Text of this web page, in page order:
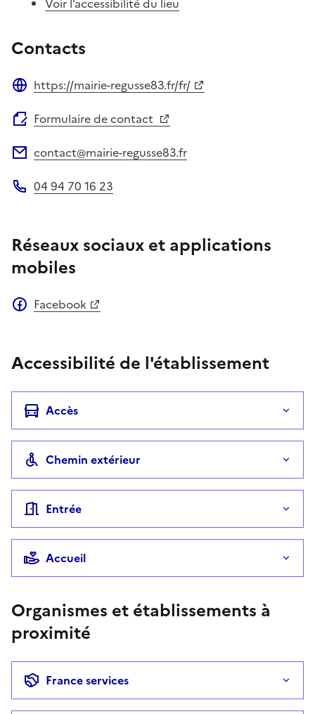
Contacts
https://mairie-regusse83.fr/fr/
Formulaire de contact
contact@mairie-regusse83.fr
04 94 70 16 23
Réseaux sociaux et applications
mobiles
Facebook
Accessibilité de l'établissement
Accès
Chemin extérieur
Entrée
Accueil
Organismes et établissements à
proximité
France services